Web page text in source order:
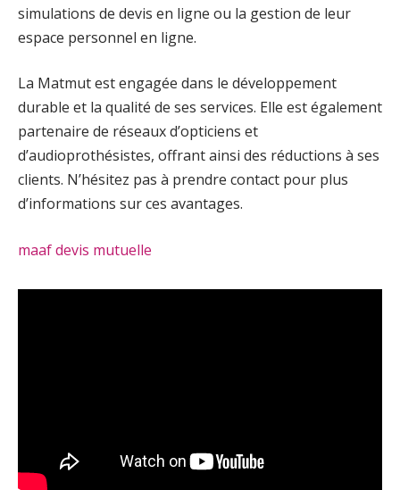
simulations de devis en ligne ou la gestion de leur
espace personnel en ligne.
La Matmut est engagée dans le développement
durable et la qualité de ses services. Elle est également
partenaire de réseaux d’opticiens et
d’audioprothésistes, offrant ainsi des réductions à ses
clients. N’hésitez pas à prendre contact pour plus
d’informations sur ces avantages.
maaf devis mutuelle